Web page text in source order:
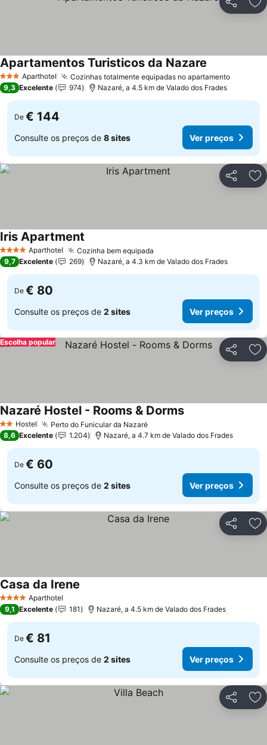
Partilhar
3 EstrelasAparthotel Cozinhas totalmente equipadas no apartamento
Apartamentos Turisticos da Nazare
9,3 Excelente 974 Nazaré, a 4.5 km de Valado dos Frades
De € 144
Consulte os preços de 8 sites Ver preços
Partilhar
4 EstrelasAparthotel Cozinha bem equipada
Iris Apartment
9,7 Excelente 269 Nazaré, a 4.3 km de Valado dos Frades
De € 80
Consulte os preços de 2 sites Ver preços
Partilhar
Escolha popular
2 Estrelas
Hostel Perto do Funicular da Nazaré
Nazaré Hostel - Rooms & Dorms
8,6 Excelente 1.204 Nazaré, a 4.7 km de Valado dos Frades
De € 60
Consulte os preços de 2 sites Ver preços
Partilhar
4 EstrelasAparthotel
Casa da Irene
9,1 Excelente 181 Nazaré, a 4.5 km de Valado dos Frades
De € 81
Consulte os preços de 2 sites Ver preços
Partilhar